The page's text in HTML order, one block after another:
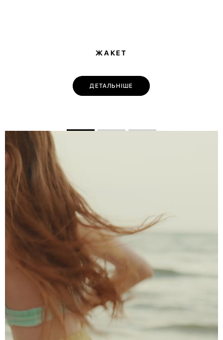
ЖАКЕТ
ДЕТАЛЬНІШЕ
Підпишись на наші новини та отримайзнижку